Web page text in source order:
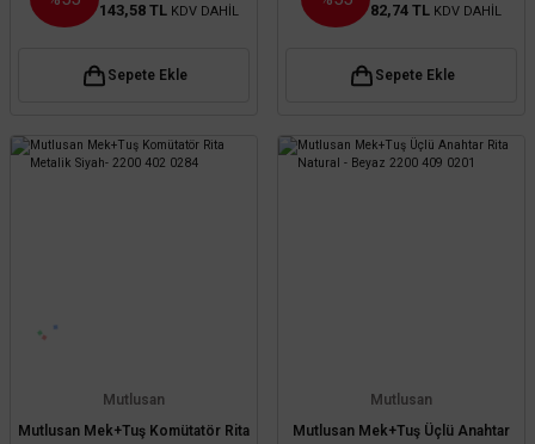
143,58 TL KDV DAHİL
Sepete Ekle
82,74 TL KDV DAHİL
Sepete Ekle
Mutlusan
Mutlusan Mek+Tuş Komütatör Rita
Mutlusan
Mutlusan Mek+Tuş Üçlü Anahtar